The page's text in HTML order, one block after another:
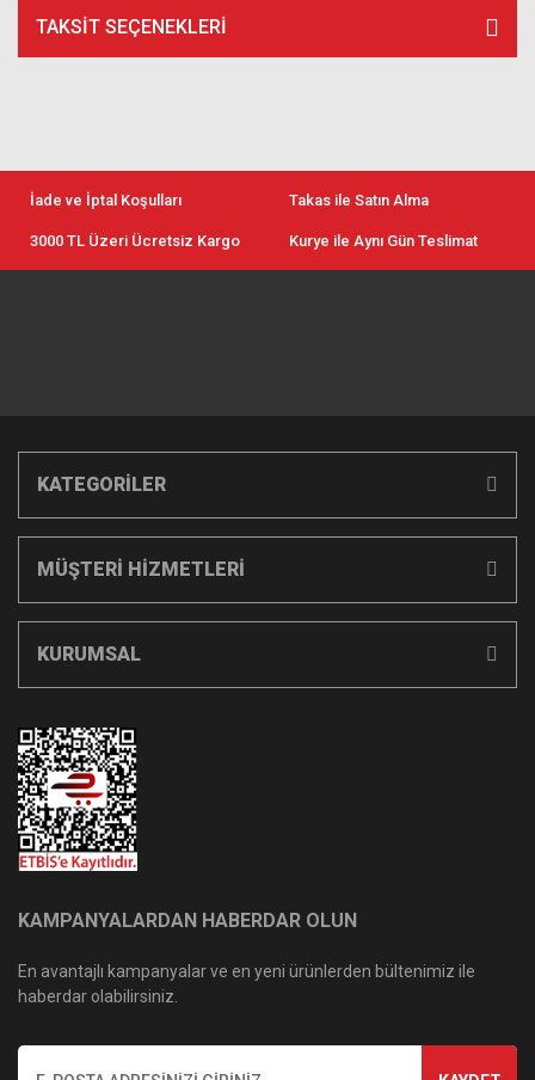
TAKSIT SEÇENEKLERI
İade ve İptal Koşulları Takas ile Satın Alma
3000 TL Üzeri Ücretsiz Kargo Kurye ile Aynı Gün Teslimat
KATEGORİLER
MÜŞTERİ HİZMETLERİ
KURUMSAL
KAMPANYALARDAN HABERDAR OLUN
En avantajlı kampanyalar ve en yeni ürünlerden bültenimiz ile
haberdar olabilirsiniz.